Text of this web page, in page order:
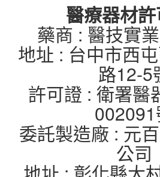
醫療器材
藥商 : 醫技實
地址 : 台中市西
路12-5
許可證 : 衛署醫
委託製造廠 : 元
公司